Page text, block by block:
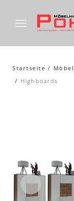
Startseite Möbel
Highboards